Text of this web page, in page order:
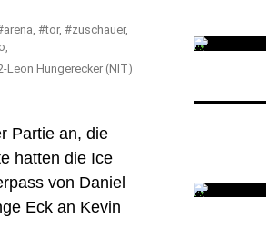
Leon Hungerecker (NIT)
Partie an, die
hatten die Ice
von Daniel
Eck an Kevin